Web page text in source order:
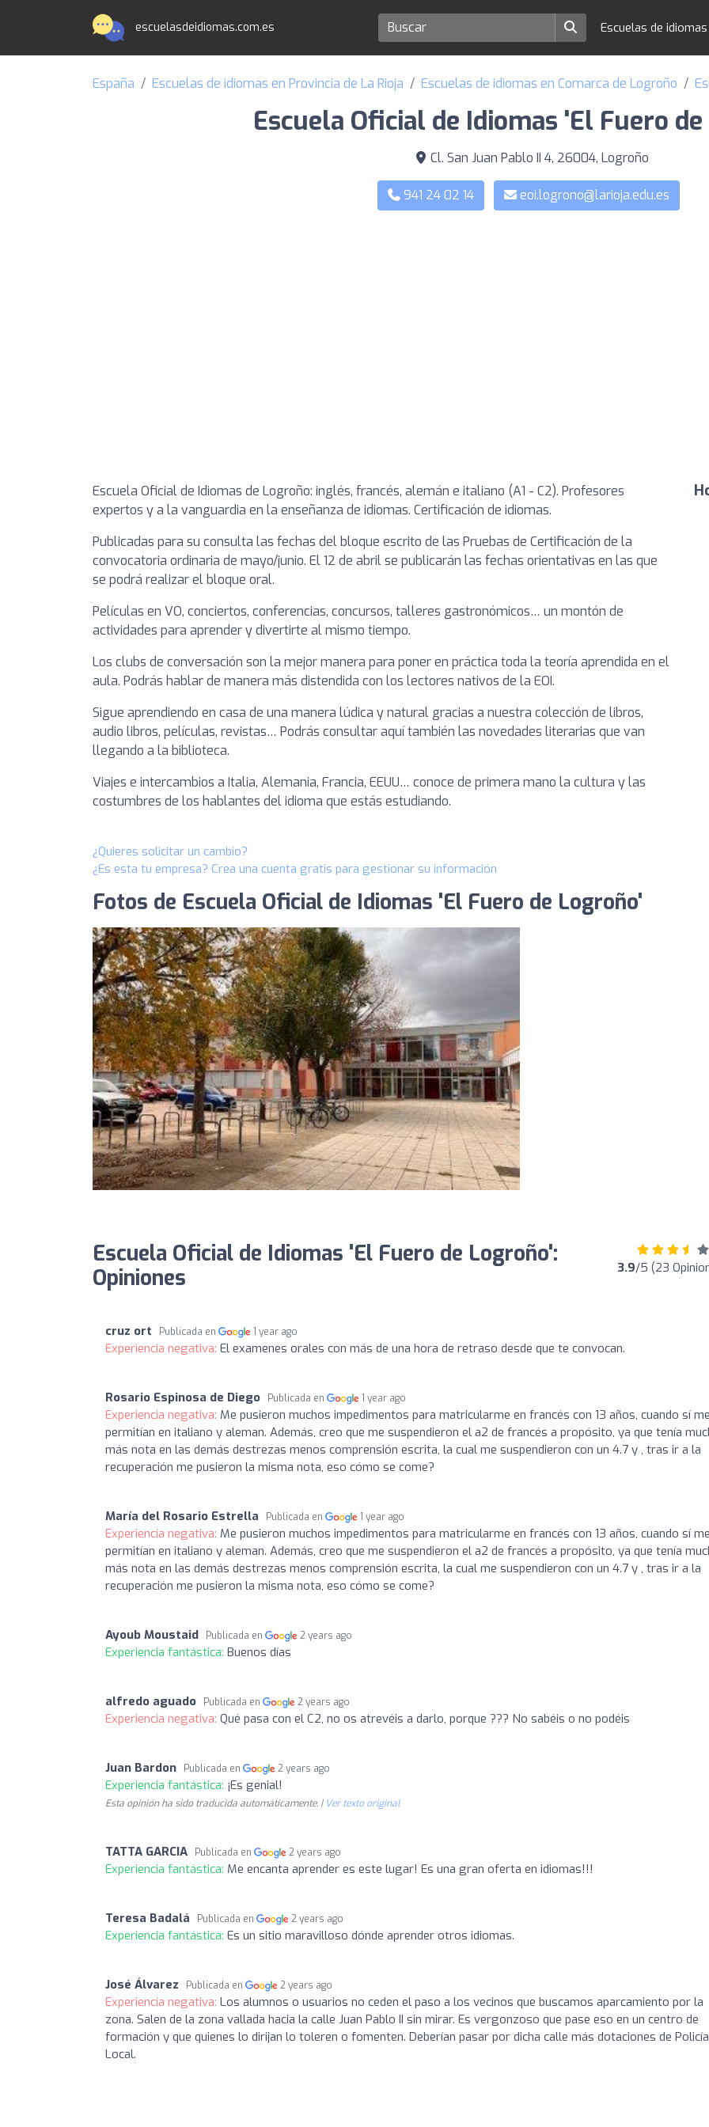
escuelasdeidiomas.com.es Escuelas de idiomas
España Escuelas de idiomas en Provincia de La Rioja Escuelas de idiomas en Comarca de Logroño
Escuela Oficial de Idiomas 'El Fuero
Cl. San Juan Pablo II 4, 26004, Logroño
941 24 02 14 eoi.logrono@larioja.edu.es
Escuela Oficial de Idiomas de Logroño: inglés, francés, alemán e italiano (A1 - C2). Profesores
expertos y a la vanguardia en la enseñanza de idiomas. Certificación de idiomas.
Publicadas para su consulta las fechas del bloque escrito de las Pruebas de Certificación de la
convocatoria ordinaria de mayo/junio. El 12 de abril se publicarán las fechas orientativas en las que
se podrá realizar el bloque oral.
Películas en VO, conciertos, conferencias, concursos, talleres gastronómicos… un montón de
actividades para aprender y divertirte al mismo tiempo.
Los clubs de conversación son la mejor manera para poner en práctica toda la teoría aprendida en el
aula. Podrás hablar de manera más distendida con los lectores nativos de la EOI.
Sigue aprendiendo en casa de una manera lúdica y natural gracias a nuestra colección de libros,
audio libros, películas, revistas… Podrás consultar aquí también las novedades literarias que van
llegando a la biblioteca.
Viajes e intercambios a Italia, Alemania, Francia, EEUU… conoce de primera mano la cultura y las
costumbres de los hablantes del idioma que estás estudiando.
¿Quieres solicitar un cambio?
¿Es esta tu empresa? Crea una cuenta gratis para gestionar su información
Fotos de Escuela Oficial de Idiomas 'El Fuero de Logroño'
Escuela Oficial de Idiomas 'El Fuero de Logroño':
Opiniones
3.9/5 (23
cruz ort Publicada en 1 year ago
Experiencia negativa: El examenes orales con más de una hora de retraso desde que te convocan.
Rosario Espinosa de Diego Publicada en 1 year ago
Experiencia negativa: Me pusieron muchos impedimentos para matricularme en francés con 13 años, cuando sí
permitían en italiano y aleman. Además, creo que me suspendieron el a2 de francés a propósito, ya que tenía
más nota en las demás destrezas menos comprensión escrita, la cual me suspendieron con un 4.7 y , tras ir a la
recuperación me pusieron la misma nota, eso cómo se come?
María del Rosario Estrella Publicada en 1 year ago
Experiencia negativa: Me pusieron muchos impedimentos para matricularme en francés con 13 años, cuando sí
permitían en italiano y aleman. Además, creo que me suspendieron el a2 de francés a propósito, ya que tenía
más nota en las demás destrezas menos comprensión escrita, la cual me suspendieron con un 4.7 y , tras ir a la
recuperación me pusieron la misma nota, eso cómo se come?
Ayoub Moustaid Publicada en 2 years ago
Experiencia fantástica: Buenos días
alfredo aguado Publicada en 2 years ago
Experiencia negativa: Qué pasa con el C2, no os atrevéis a darlo, porque ??? No sabéis o no podéis
Juan Bardon Publicada en 2 years ago
Experiencia fantástica: ¡Es genial!
Esta opinión ha sido traducida automáticamente. | Ver texto original
TATTA GARCIA Publicada en 2 years ago
Experiencia fantástica: Me encanta aprender es este lugar! Es una gran oferta en idiomas!!!
Teresa Badalá Publicada en 2 years ago
Experiencia fantástica: Es un sitio maravilloso dónde aprender otros idiomas.
José Álvarez Publicada en 2 years ago
Experiencia negativa: Los alumnos o usuarios no ceden el paso a los vecinos que buscamos aparcamiento por la
zona. Salen de la zona vallada hacia la calle Juan Pablo II sin mirar. Es vergonzoso que pase eso en un centro de
formación y que quienes lo dirijan lo toleren o fomenten. Deberían pasar por dicha calle más dotaciones de Policía
Local.